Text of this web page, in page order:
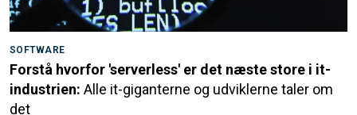
SOFTWARE
Forstå hvorfor 'serverless' er det næste store i it-
industrien: Alle it-giganterne og udviklerne taler om
det